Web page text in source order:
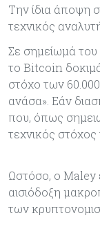
Την ίδια άποψη
τεχνικός
Σε σημείωμά
το Bitcoin
στόχο των 60.000
ανάσα». Εάν
που, όπως
τεχνικός στόχος
Ωστόσο, ο Maley
αισιόδοξη
των